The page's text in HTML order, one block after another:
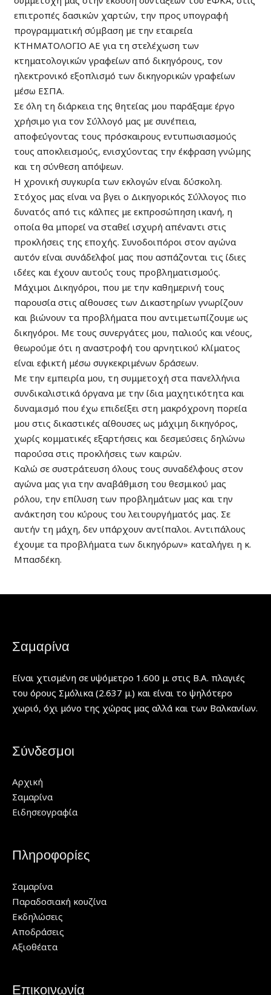
επιτροπές δασικών χαρτών, την προς υπογραφή
προγραμματική σύμβαση με την εταιρεία
ΚΤΗΜΑΤΟΛΟΓΙΟ ΑΕ για τη στελέχωση των
κτηματολογικών γραφείων από δικηγόρους, τον
ηλεκτρονικό εξοπλισμό των δικηγορικών γραφείων
μέσω ΕΣΠΑ.
Σε όλη τη διάρκεια της θητείας μου παράξαμε έργο
χρήσιμο για τον Σύλλογό μας με συνέπεια,
αποφεύγοντας τους πρόσκαιρους εντυπωσιασμούς
τους αποκλεισμούς, ενισχύοντας την έκφραση γνώμης
και τη σύνθεση απόψεων.
Η χρονική συγκυρία των εκλογών είναι δύσκολη.
Στόχος μας είναι να βγει ο Δικηγορικός Σύλλογος πιο
δυνατός από τις κάλπες με εκπροσώπηση ικανή, η
οποία θα μπορεί να σταθεί ισχυρή απέναντι στις
προκλήσεις της εποχής. Συνοδοιπόροι στον αγώνα
αυτόν είναι συνάδελφοί μας που ασπάζονται τις ίδιες
ιδέες και έχουν αυτούς τους προβληματισμούς.
Μάχιμοι Δικηγόροι, που με την καθημερινή τους
παρουσία στις αίθουσες των Δικαστηρίων γνωρίζουν
και βιώνουν τα προβλήματα που αντιμετωπίζουμε ως
δικηγόροι. Με τους συνεργάτες μου, παλιούς και νέους,
θεωρούμε ότι η αναστροφή του αρνητικού κλίματος
είναι εφικτή μέσω συγκεκριμένων δράσεων.
Με την εμπειρία μου, τη συμμετοχή στα πανελλήνια
συνδικαλιστικά όργανα με την ίδια μαχητικότητα και
δυναμισμό που έχω επιδείξει στη μακρόχρονη πορεία
μου στις δικαστικές αίθουσες ως μάχιμη δικηγόρος,
χωρίς κομματικές εξαρτήσεις και δεσμεύσεις δηλώνω
παρούσα στις προκλήσεις των καιρών.
Καλώ σε συστράτευση όλους τους συναδέλφους στον
αγώνα μας για την αναβάθμιση του θεσμικού μας
ρόλου, την επίλυση των προβλημάτων μας και την
ανάκτηση του κύρους του λειτουργήματός μας. Σε
αυτήν τη μάχη, δεν υπάρχουν αντίπαλοι. Αντιπάλους
έχουμε τα προβλήματα των δικηγόρων» καταλήγει η κ.
Μπασδέκη.
Σαμαρίνα
Είναι χτισμένη σε υψόμετρο 1.600 μ. στις Β.Α. πλαγιές
του όρους Σμόλικα (2.637 μ.) και είναι το ψηλότερο
χωριό, όχι μόνο της χώρας μας αλλά και των Βαλκανίων.
Σύνδεσμοι
Αρχική
Σαμαρίνα
Ειδησεογραφία
Πληροφορίες
Σαμαρίνα
Παραδοσιακή κουζίνα
Εκδηλώσεις
Αποδράσεις
Αξιοθέατα
Επικοινωνία